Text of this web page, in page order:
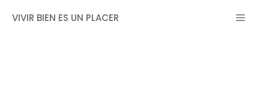
VIVIR BIEN ES UN PLACER MENÚ